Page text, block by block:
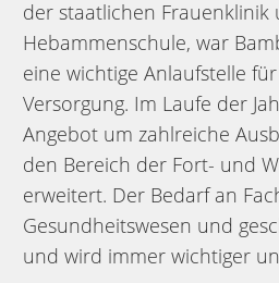
der staatlichen Frauenklinik
Hebammenschule, war
eine wichtige Anlaufstelle
Versorgung. Im Laufe der
Angebot um zahlreiche
den Bereich der Fort- und
erweitert. Der Bedarf an
Gesundheitswesen und
und wird immer wichtiger